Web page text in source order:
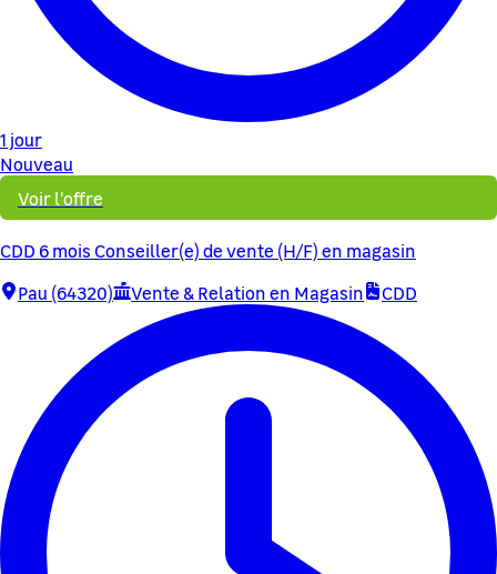
1 jour
Nouveau
Voir l'offre
CDD 6 mois Conseiller(e) de vente (H/F) en magasin
Pau (64320)
Vente & Relation en Magasin CDD